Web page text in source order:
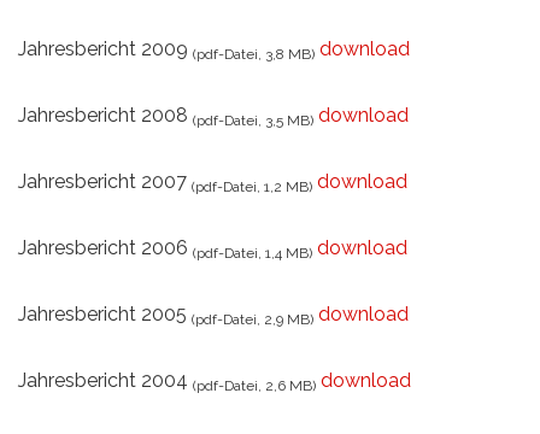
Jahresbericht 2009 (pdf-Datei, 3,8 MB) download
Jahresbericht 2008 (pdf-Datei, 3,5 MB) download
Jahresbericht 2007 (pdf-Datei, 1,2 MB) download
Jahresbericht 2006 (pdf-Datei, 1,4 MB) download
Jahresbericht 2005 (pdf-Datei, 2,9 MB) download
Jahresbericht 2004 (pdf-Datei, 2,6 MB) download